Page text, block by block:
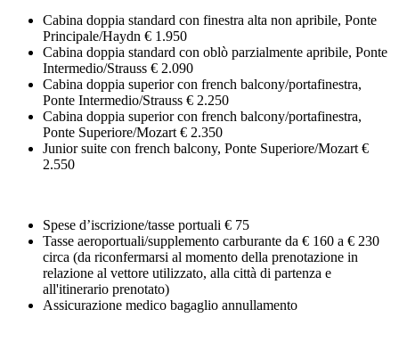
Cabina doppia standard con finestra alta non apribile, Ponte
Principale/Haydn € 1.950
Cabina doppia standard con oblò parzialmente apribile, Ponte
Intermedio/Strauss € 2.090
Cabina doppia superior con french balcony/portafinestra,
Ponte Intermedio/Strauss € 2.250
Cabina doppia superior con french balcony/portafinestra,
Ponte Superiore/Mozart € 2.350
Junior suite con french balcony, Ponte Superiore/Mozart €
2.550
Spese d’iscrizione/tasse portuali € 75
Tasse aeroportuali/supplemento carburante da € 160 a € 230
circa (da riconfermarsi al momento della prenotazione in
relazione al vettore utilizzato, alla città di partenza e
all'itinerario prenotato)
Assicurazione medico bagaglio annullamento